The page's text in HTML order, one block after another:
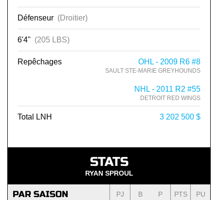
Défenseur (Droitier)
6'4" (205 LBS)
Repêchages OHL - 2009 R6 #8
SAULT STE-MARIE GREYHOUNDS
NHL - 2011 R2 #55
DETROIT RED WINGS
Total LNH 3 202 500 $
STATS
RYAN SPROUL
PAR SAISON PJ B P PTS PU